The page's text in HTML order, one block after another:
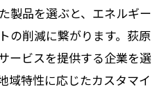
製品を選ぶと、エネルギー
の削減に繋がります。荻原
ービスを提供する企業を選
域特性に応じたカスタマイ